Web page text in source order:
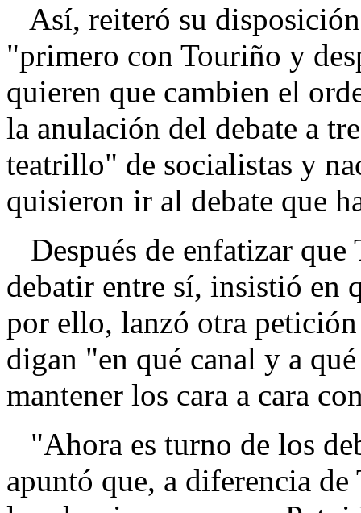
Así, reiteró su disposición
"primero con Touriño y
quieren que cambien el
la anulación del debate a
teatrillo" de socialistas y
quisieron ir al debate que
Después de enfatizar
debatir entre sí, insistió en
por ello, lanzó otra
digan "en qué canal y a
mantener los cara a cara
"Ahora es turno de los
apuntó que, a diferencia